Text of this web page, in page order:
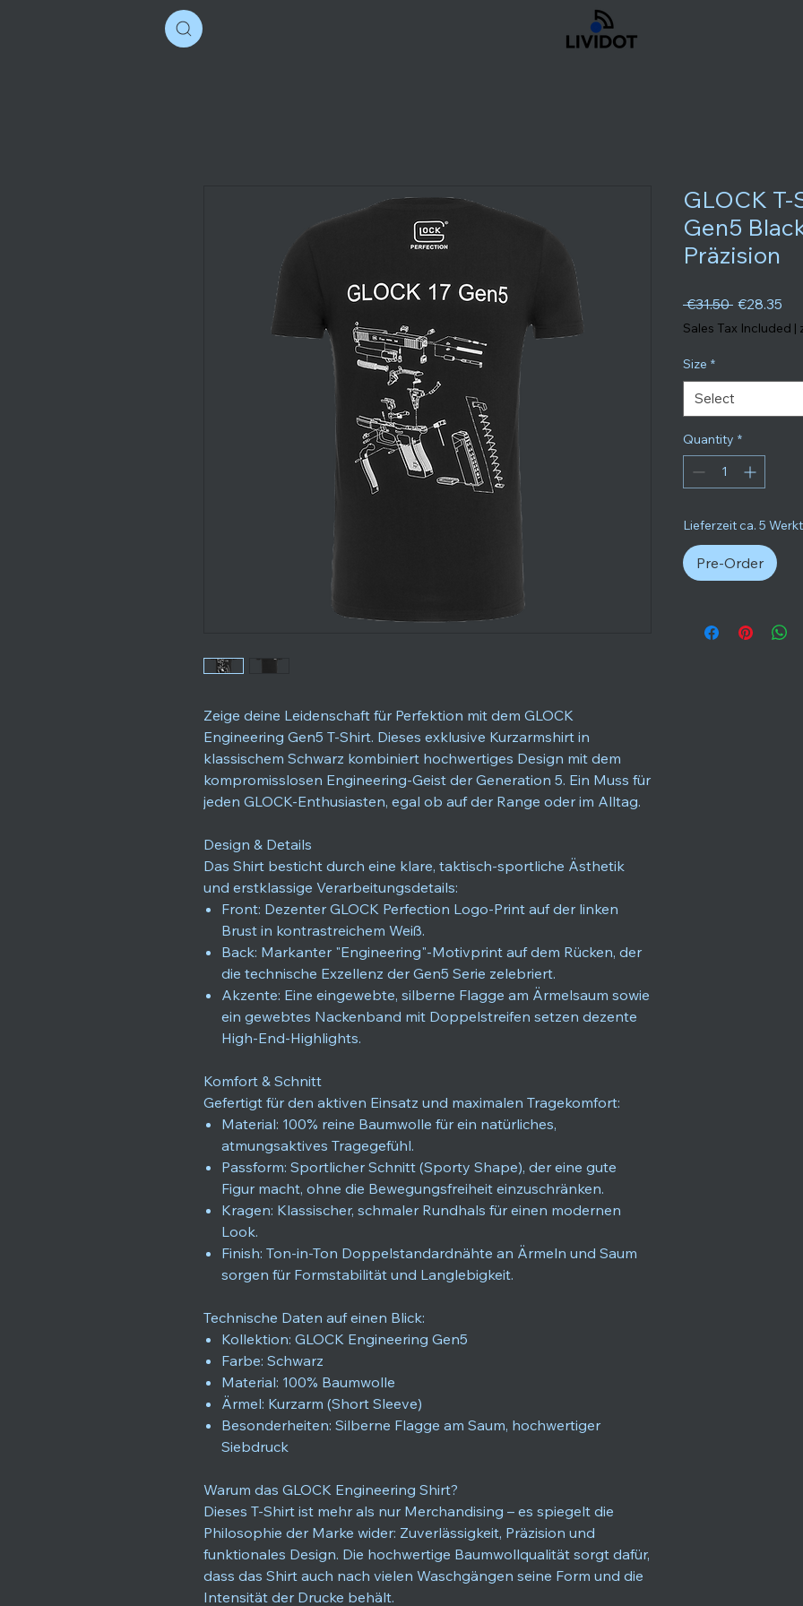
Zeige deine Leidenschaft für Perfektion mit dem GLOCK
Engineering Gen5 T-Shirt. Dieses exklusive Kurzarmshirt in
klassischem Schwarz kombiniert hochwertiges Design mit dem
kompromisslosen Engineering-Geist der Generation 5. Ein Muss für
jeden GLOCK-Enthusiasten, egal ob auf der Range oder im Alltag.
Design & Details
Das Shirt besticht durch eine klare, taktisch-sportliche Ästhetik
und erstklassige Verarbeitungsdetails:
Front: Dezenter GLOCK Perfection Logo-Print auf der linken
Brust in kontrastreichem Weiß.
Back: Markanter "Engineering"-Motivprint auf dem Rücken, der
die technische Exzellenz der Gen5 Serie zelebriert.
Akzente: Eine eingewebte, silberne Flagge am Ärmelsaum sowie
ein gewebtes Nackenband mit Doppelstreifen setzen dezente
High-End-Highlights.
Komfort & Schnitt
Gefertigt für den aktiven Einsatz und maximalen Tragekomfort:
Material: 100% reine Baumwolle für ein natürliches,
atmungsaktives Tragegefühl.
Passform: Sportlicher Schnitt (Sporty Shape), der eine gute
Figur macht, ohne die Bewegungsfreiheit einzuschränken.
Kragen: Klassischer, schmaler Rundhals für einen modernen
Look.
Finish: Ton-in-Ton Doppelstandardnähte an Ärmeln und Saum
sorgen für Formstabilität und Langlebigkeit.
Technische Daten auf einen Blick:
Kollektion: GLOCK Engineering Gen5
Farbe: Schwarz
Material: 100% Baumwolle
Ärmel: Kurzarm (Short Sleeve)
Besonderheiten: Silberne Flagge am Saum, hochwertiger
Siebdruck
Warum das GLOCK Engineering Shirt?
Dieses T-Shirt ist mehr als nur Merchandising – es spiegelt die
Philosophie der Marke wider: Zuverlässigkeit, Präzision und
funktionales Design. Die hochwertige Baumwollqualität sorgt dafür,
dass das Shirt auch nach vielen Waschgängen seine Form und die
Intensität der Drucke behält.
GLOCK
Gen5
Präzision
€31.50 Regular
€28.35
Sales Tax Included |
Size *
Select
Quantity *
Lieferzeit ca. 5
Pre-Order